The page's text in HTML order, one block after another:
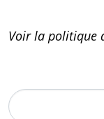
Voir la politique